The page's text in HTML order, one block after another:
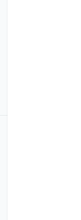
ما عضو شوید